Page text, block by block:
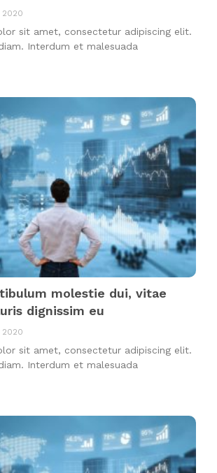
sit amet, consectetur adipiscing elit.
Interdum et malesuada
molestie dui, vitae
dignissim eu
sit amet, consectetur adipiscing elit.
Interdum et malesuada